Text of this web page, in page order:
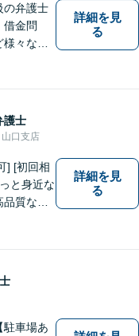
の弁護士
借金問
々な問
詳細を見
る
護士
口支店
] [初回相
と身近な
質なリ
詳細を見
る
駐車場あ